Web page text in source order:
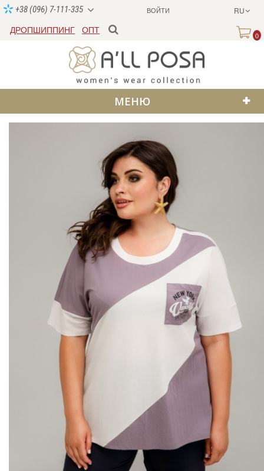
ВОЙТИ RU
+38 (096) 7-111-335
ДРОПШИППИНГ ОПТ
0
МЕНЮ